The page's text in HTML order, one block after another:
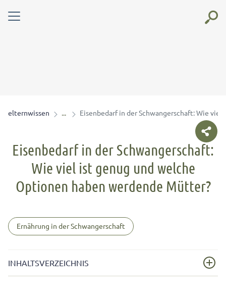
elternwissen Eisenbedarf in der Schwangerschaft: Wie
Eisenbedarf in der Schwangerschaft:
Wie viel ist genug und welche
Optionen haben werdende Mütter?
Ernährung in der Schwangerschaft
INHALTSVERZEICHNIS